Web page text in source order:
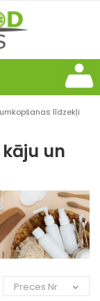
līdzekļi
un
Preces Nr.